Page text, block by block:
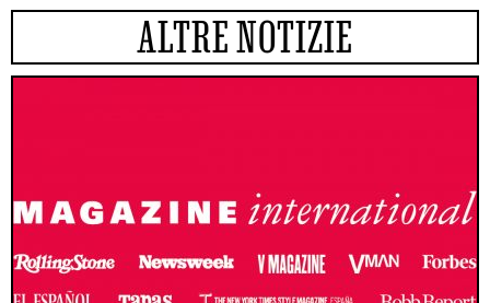
ALTRE NOTIZIE